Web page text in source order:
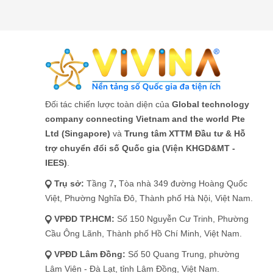
Đối tác chiến lược toàn diện của Global technology
company connecting Vietnam and the world Pte
Ltd (Singapore) và Trung tâm XTTM Đầu tư & Hỗ
trợ chuyển đổi số Quốc gia (Viện KHGD&MT -
IEES)
Trụ sở: Tầng 7, Tòa nhà 349 đường Hoàng Quốc
Việt, Phường Nghĩa Đô, Thành phố Hà Nội, Việt Nam.
VPĐD TP.HCM: Số 150 Nguyễn Cư Trinh, Phường
Cầu Ông Lãnh, Thành phố Hồ Chí Minh, Việt Nam.
VPĐD Lâm Đồng: Số 50 Quang Trung, phường
Lâm Viên - Đà Lạt, tỉnh Lâm Đồng, Việt Nam.